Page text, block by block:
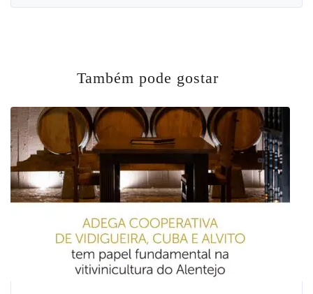
Também pode gostar